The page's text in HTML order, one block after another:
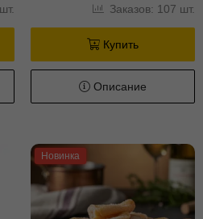
Заказов: 107 шт.
Купить
Описание
Новинка